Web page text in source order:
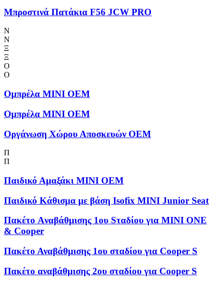
Μπροστινά Πατάκια F56 JCW PRO
Ν
Ν
Ξ
Ξ
Ο
Ο
Ομπρέλα MINI OEM
Ομπρέλα MINI OEM
Οργάνωση Χώρου Αποσκευών OEM
Π
Π
Παιδικό Αμαξάκι MINI OEM
Παιδικό Κάθισμα με βάση Isofix MINI Junior Seat
Πακέτο Aναβάθμισης 1ου Sταδίου για MINI ONE
& Cooper
Πακέτο Αναβάθμισης 1ου σταδίου για Cooper S
Πακέτο αναβάθμισης 2ου σταδίου για Cooper S